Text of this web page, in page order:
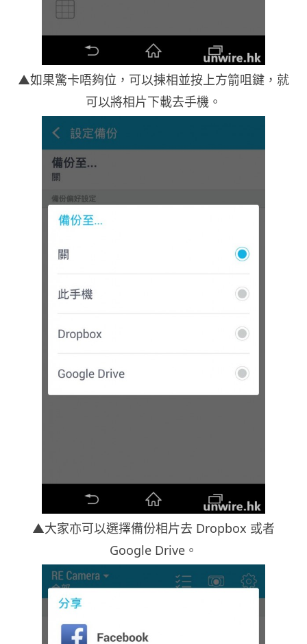
▲如果驚卡唔夠位，可以揀相並按上方箭咀鍵，就
可以將相片下載去手機。
▲大家亦可以選擇備份相片去 Dropbox 或者
Google Drive。